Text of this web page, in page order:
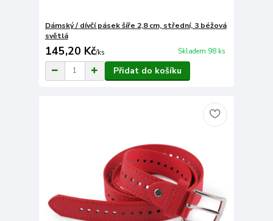
Dámský / dívčí pásek šíře 2,8 cm, střední, 3 béžová
světlá
145,20 Kč/ks Skladem 98 ks
Přidat do košíku